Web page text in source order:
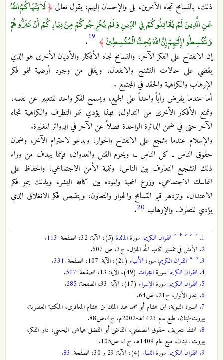
ذلك، بالتسامح تجاه الآخرين، بل والإحسان إليهم، يقول تعالى:﴿ لَا يَنْهَاكُمُ اللَّهُ
عَنِ الَّذِينَ لَمْ يُقَاتِلُوكُمْ فِي الدِّينِ وَلَمْ يُخْرِجُوكُمْ مِنْ دِيَارِكُمْ أَنْ تَبَرُّوهُمْ
وَتُقْسِطُوا إِلَيْهِمْ إِنَّ اللَّهَ يُحِبُّ الْمُقْسِطِينَ ﴾ 19
.
إن الانفتاح على الفكر الآخر، والتسامح تجاه الأفكار والأديان الأخرى هو الذي
يقضي على حالات التشنج والانفعال، ويقلل من وجود أرضية لنمو فكر
الإرهاب والكراهية والحقد في المجتمع .
أما عندما يفرض رأياً واحداً على الجميع، ويسمح لفكر واحد للتعبير عن نفسه،
وتمنع الأفكار الأخرى من التداول؛ فهذا يؤدي لنمو التطرف والكراهية تجاه
الآخر حتى في ضمن الدائرة الواحدة فضلاً عن الآخر في الدوائر المغايرة.
والإسلام عندما يشجع على الانفتاح والحوار، ويدعو لاحترام الآخر، وضمان
حقوق الناس ـ كل الناس ـ، ويحرم القتل والعدوان؛ فإنما يهدف من وراء
ذلك لتشجيع التعارف بين الناس، وتنمية الأمن الاجتماعي، والحفاظ على
التماسك الاجتماعي، وزرع المحبة والمودة بين كافة البشر، وبذلك ينمو فكر
الاعتدال، وتزدهر قيم التسامح والحوار والتعاون، ويتقلص فكر الانغلاق الذي
يؤدي للتطرف والإرهاب 20
.
1.
a. b. c. d. e. القران الكريم: سورةالمائدة (5)، الآية: 32، الصفحة: 113
.
2. الأمثل في تفسير كتاب الله المنزل، ج3، ص 607.
3.
a. b. القران الكريم: سورةالأنبياء (21)، الآية: 107، الصفحة: 331
.
4. القران الكريم: سورةالحجرات (49)، الآية: 13، الصفحة: 517
.
5. القران الكريم: سورةالإسراء (17)، الآية: 33، الصفحة: 285
.
6. بحار الأنوار، ج21، ص64.
7. السيرة النبوية، ابن هشام أبو محمد عبد الملك بن هشام المعافري، المكتبة العصرية،
بيروت-لبنان، طبع عام 1423هـ-2002م، ج4،ص88.
8. الشفا بتعريف حقوق المصطفى، القاضي أبو الفضل عياض اليحعبي، دار الفكر،
بيروت ـ لبنان، طبع عام 1409هـ، ج1، ص105.
9. القران الكريم: سورةالنساء (4)، الآية: 29 و 30، الصفحة: 83
.